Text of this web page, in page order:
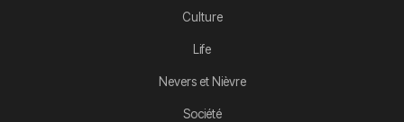
Culture
Life
Nevers et Nièvre
Société